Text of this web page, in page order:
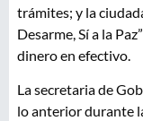
trámites; y la
Desarme, Sí a la
dinero en efectivo.
La secretaria de
lo anterior durante